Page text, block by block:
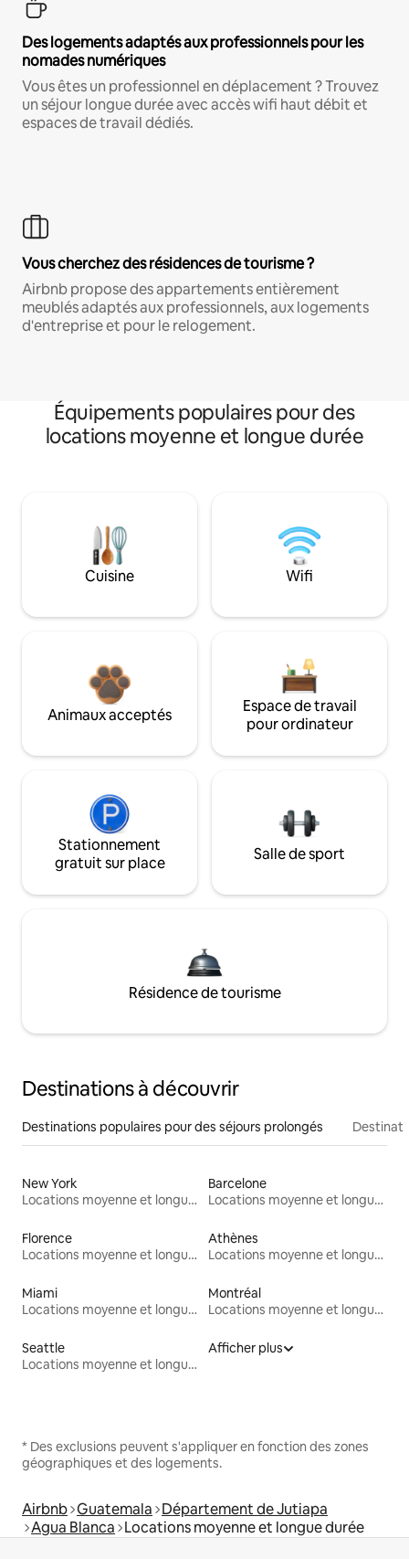
Des logements adaptés aux professionnels pour les
nomades numériques
Vous êtes un professionnel en déplacement ? Trouvez
un séjour longue durée avec accès wifi haut débit et
espaces de travail dédiés.
Vous cherchez des résidences de tourisme ?
Airbnb propose des appartements entièrement
meublés adaptés aux professionnels, aux logements
d'entreprise et pour le relogement.
Équipements populaires pour des
locations moyenne et longue durée
Cuisine Wifi
Animaux acceptés
Espace de travail
pour ordinateur
Stationnement
gratuit sur place
Salle de sport
Résidence de tourisme
Destinations à découvrir
Destinations populaires pour des séjours prolongés
New York
Locations moyenne et longue durée
Barcelone
Locations moyenne et longue durée
Florence
Locations moyenne et longue durée
Athènes
Locations moyenne et longue durée
Miami
Locations moyenne et longue durée
Montréal
Locations moyenne et longue durée
Seattle
Locations moyenne et longue durée
Afficher plus
* Des exclusions peuvent s'appliquer en fonction des zones
géographiques et des logements.
Airbnb Guatemala Département de Jutiapa
Agua Blanca Locations moyenne et longue durée